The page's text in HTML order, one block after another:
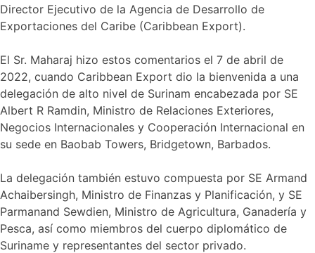
Director Ejecutivo de la Agencia de Desarrollo de
Exportaciones del Caribe (Caribbean Export).
El Sr. Maharaj hizo estos comentarios el 7 de abril de
2022, cuando Caribbean Export dio la bienvenida a una
delegación de alto nivel de Surinam encabezada por SE
Albert R Ramdin, Ministro de Relaciones Exteriores,
Negocios Internacionales y Cooperación Internacional en
su sede en Baobab Towers, Bridgetown, Barbados.
La delegación también estuvo compuesta por SE Armand
Achaibersingh, Ministro de Finanzas y Planificación, y SE
Parmanand Sewdien, Ministro de Agricultura, Ganadería y
Pesca, así como miembros del cuerpo diplomático de
Suriname y representantes del sector privado.